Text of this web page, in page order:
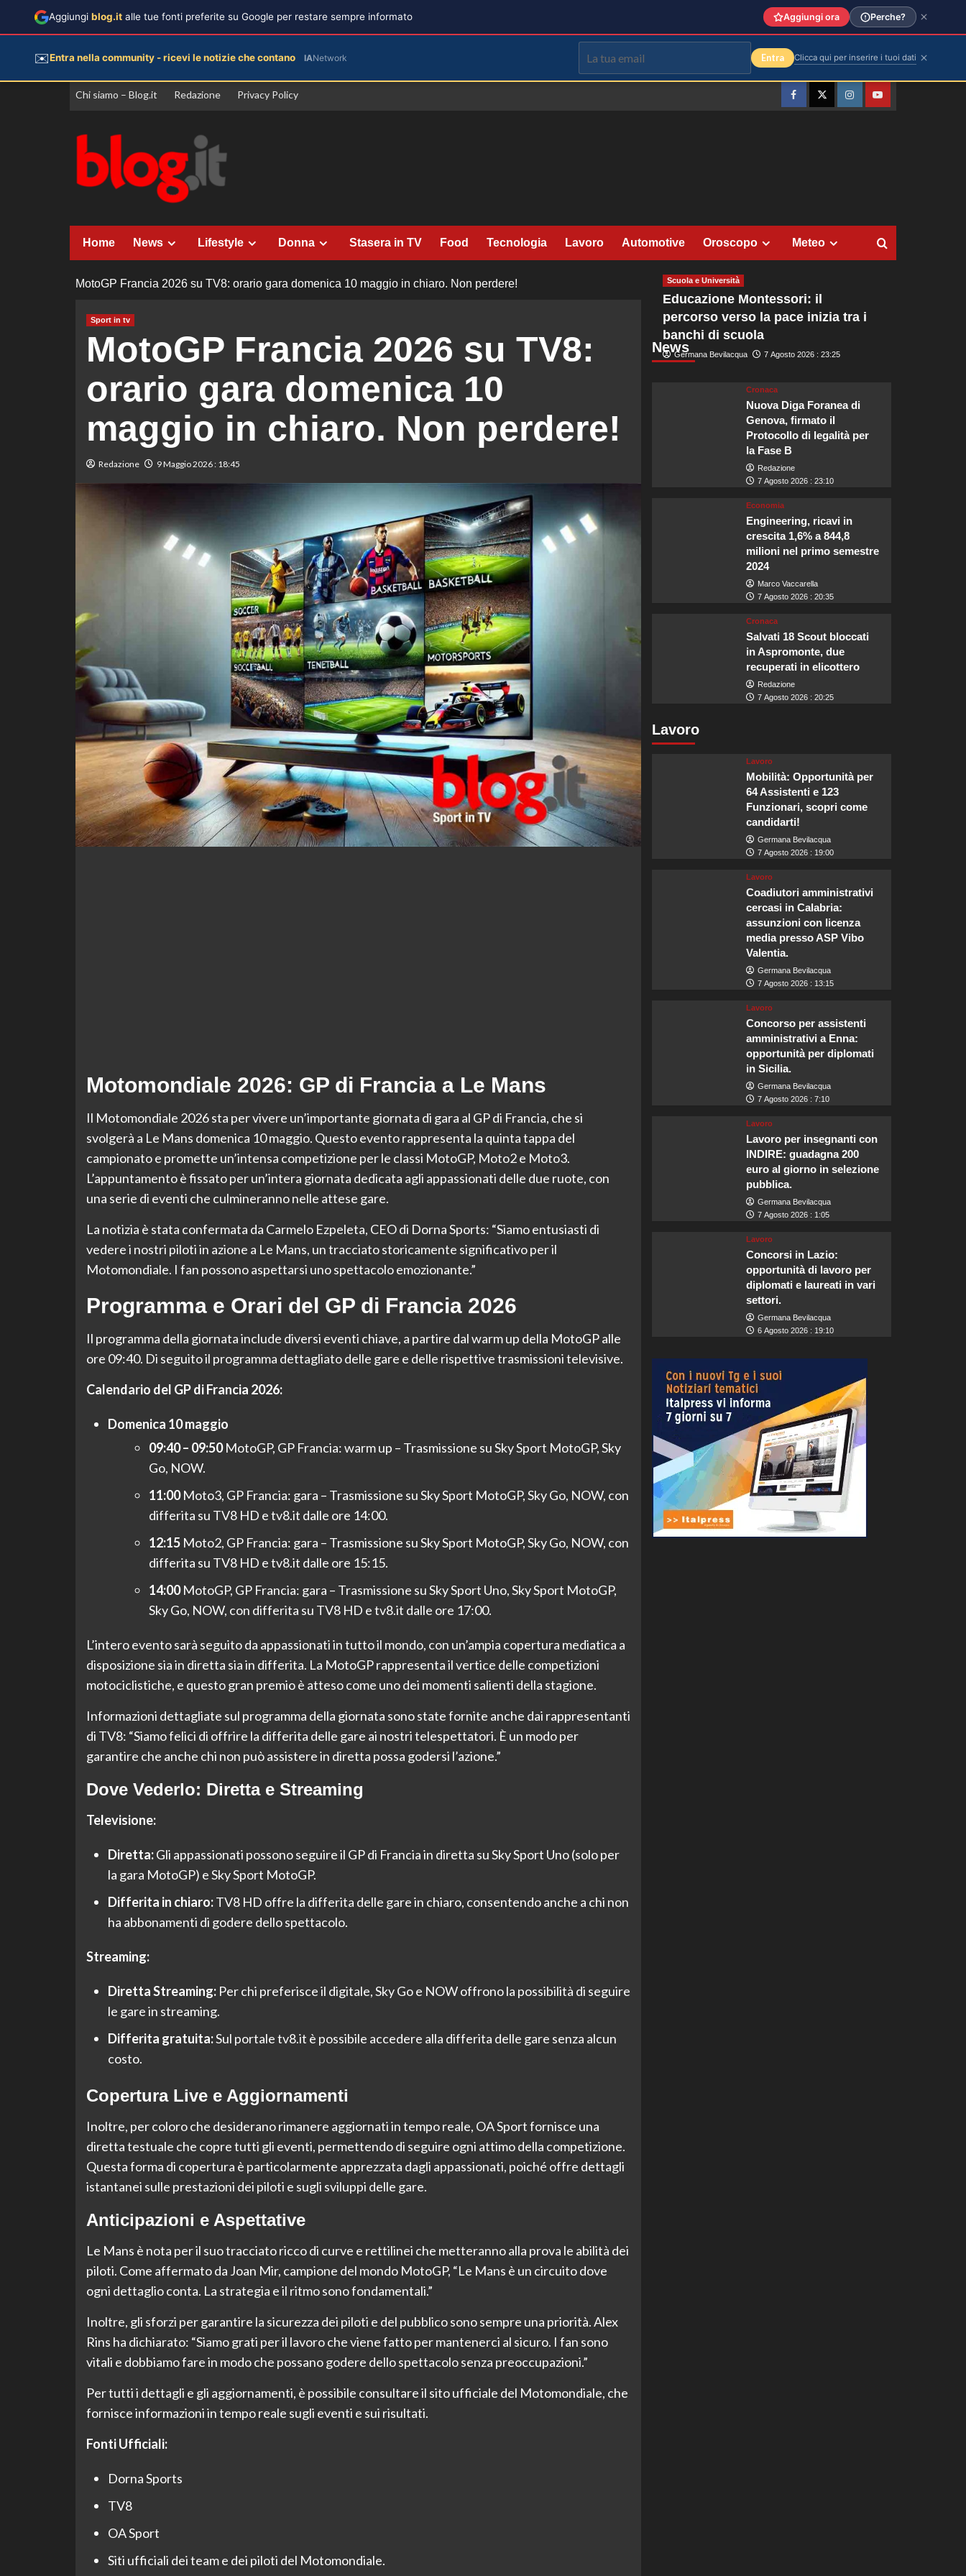
Vai
Chi siamo – Blog.it Redazione Privacy Policy
FacebookTwitterInstagramYouTube
Home News Lifestyle Donna Stasera in TV Food Tecnologia Lavoro Automotive Oroscopo Meteo
MotoGP Francia 2026 su TV8: orario gara domenica 10 maggio in chiaro. Non perdere!
Sport in tv
MotoGP Francia 2026 su TV8:
orario gara domenica 10
maggio in chiaro. Non perdere!
Redazione 9 Maggio 2026 : 18:45
Motomondiale 2026: GP di Francia a Le Mans
Il Motomondiale 2026 sta per vivere un’importante giornata di gara al GP di Francia, che si
svolgerà a Le Mans domenica 10 maggio. Questo evento rappresenta la quinta tappa del
campionato e promette un’intensa competizione per le classi MotoGP, Moto2 e Moto3.
L’appuntamento è fissato per un’intera giornata dedicata agli appassionati delle due ruote, con
una serie di eventi che culmineranno nelle attese gare.
La notizia è stata confermata da Carmelo Ezpeleta, CEO di Dorna Sports: “Siamo entusiasti di
vedere i nostri piloti in azione a Le Mans, un tracciato storicamente significativo per il
Motomondiale. I fan possono aspettarsi uno spettacolo emozionante.”
Programma e Orari del GP di Francia 2026
Il programma della giornata include diversi eventi chiave, a partire dal warm up della MotoGP alle
ore 09:40. Di seguito il programma dettagliato delle gare e delle rispettive trasmissioni televisive.
Calendario del GP di Francia 2026:
Domenica 10 maggio
09:40 – 09:50MotoGP, GP Francia: warm up – Trasmissione su Sky Sport MotoGP, Sky
Go, NOW.
11:00Moto3, GP Francia: gara – Trasmissione su Sky Sport MotoGP, Sky Go, NOW, con
differita su TV8 HD e tv8.it dalle ore 14:00.
12:15Moto2, GP Francia: gara – Trasmissione su Sky Sport MotoGP, Sky Go, NOW, con
differita su TV8 HD e tv8.it dalle ore 15:15.
14:00MotoGP, GP Francia: gara – Trasmissione su Sky Sport Uno, Sky Sport MotoGP,
Sky Go, NOW, con differita su TV8 HD e tv8.it dalle ore 17:00.
L’intero evento sarà seguito da appassionati in tutto il mondo, con un’ampia copertura mediatica a
disposizione sia in diretta sia in differita. La MotoGP rappresenta il vertice delle competizioni
motociclistiche, e questo gran premio è atteso come uno dei momenti salienti della stagione.
Informazioni dettagliate sul programma della giornata sono state fornite anche dai rappresentanti
di TV8: “Siamo felici di offrire la differita delle gare ai nostri telespettatori. È un modo per
garantire che anche chi non può assistere in diretta possa godersi l’azione.”
Dove Vederlo: Diretta e Streaming
Televisione:
Diretta:Gli appassionati possono seguire il GP di Francia in diretta su Sky Sport Uno (solo per
la gara MotoGP) e Sky Sport MotoGP.
Differita in chiaro:TV8 HD offre la differita delle gare in chiaro, consentendo anche a chi non
ha abbonamenti di godere dello spettacolo.
Streaming:
Diretta Streaming:Per chi preferisce il digitale, Sky Go e NOW offrono la possibilità di seguire
le gare in streaming.
Differita gratuita:Sul portale tv8.it è possibile accedere alla differita delle gare senza alcun
costo.
Copertura Live e Aggiornamenti
Inoltre, per coloro che desiderano rimanere aggiornati in tempo reale, OA Sport fornisce una
diretta testuale che copre tutti gli eventi, permettendo di seguire ogni attimo della competizione.
Questa forma di copertura è particolarmente apprezzata dagli appassionati, poiché offre dettagli
istantanei sulle prestazioni dei piloti e sugli sviluppi delle gare.
Anticipazioni e Aspettative
Le Mans è nota per il suo tracciato ricco di curve e rettilinei che metteranno alla prova le abilità dei
piloti. Come affermato da Joan Mir, campione del mondo MotoGP, “Le Mans è un circuito dove
ogni dettaglio conta. La strategia e il ritmo sono fondamentali.”
Inoltre, gli sforzi per garantire la sicurezza dei piloti e del pubblico sono sempre una priorità. Alex
Rins ha dichiarato: “Siamo grati per il lavoro che viene fatto per mantenerci al sicuro. I fan sono
vitali e dobbiamo fare in modo che possano godere dello spettacolo senza preoccupazioni.”
Per tutti i dettagli e gli aggiornamenti, è possibile consultare il sito ufficiale del Motomondiale, che
fornisce informazioni in tempo reale sugli eventi e sui risultati.
Fonti Ufficiali:
Dorna Sports
TV8
OA Sport
Siti ufficiali dei team e dei piloti del Motomondiale.
News
Scuola e Università
Educazione Montessori: il
percorso verso la pace inizia tra i
banchi di scuola
Germana Bevilacqua 7 Agosto 2026 : 23:25
Cronaca
Nuova Diga Foranea di
Genova, firmato il
Protocollo di legalità per
la Fase B
Redazione
7 Agosto 2026 : 23:10
Economia
Engineering, ricavi in
crescita 1,6% a 844,8
milioni nel primo semestre
2024
Marco Vaccarella
7 Agosto 2026 : 20:35
Cronaca
Salvati 18 Scout bloccati
in Aspromonte, due
recuperati in elicottero
Redazione
7 Agosto 2026 : 20:25
Lavoro
Lavoro
Mobilità: Opportunità per
64 Assistenti e 123
Funzionari, scopri come
candidarti!
Germana Bevilacqua
7 Agosto 2026 : 19:00
Lavoro
Coadiutori amministrativi
cercasi in Calabria:
assunzioni con licenza
media presso ASP Vibo
Valentia.
Germana Bevilacqua
7 Agosto 2026 : 13:15
Lavoro
Concorso per assistenti
amministrativi a Enna:
opportunità per diplomati
in Sicilia.
Germana Bevilacqua
7 Agosto 2026 : 7:10
Lavoro
Lavoro per insegnanti con
INDIRE: guadagna 200
euro al giorno in selezione
pubblica.
Germana Bevilacqua
7 Agosto 2026 : 1:05
Lavoro
Concorsi in Lazio:
opportunità di lavoro per
diplomati e laureati in vari
settori.
Germana Bevilacqua
6 Agosto 2026 : 19:10
Aggiungi blog.it alle tue fonti preferite su Google per restare sempre informato Aggiungi ora Perche?
✉️Entra nella community - ricevi le notizie che contano IANetwork Entra Clicca qui per inserire i tuoi dati